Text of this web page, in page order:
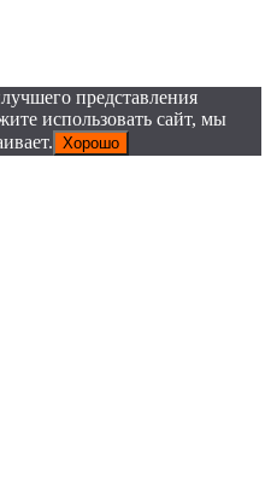
представления
использовать сайт, мы
Хорошо